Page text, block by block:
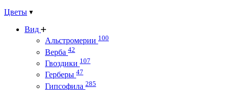
Цветы
Вид
Альстромерии 100
Верба 42
Гвоздики 107
Герберы 47
Гипсофила 285